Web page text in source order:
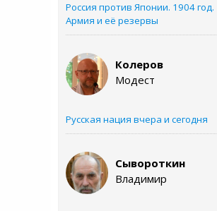
Россия против Японии. 1904 год.
Армия и её резервы
Колеров
Модест
Русская нация вчера и сегодня
Сывороткин
Владимир